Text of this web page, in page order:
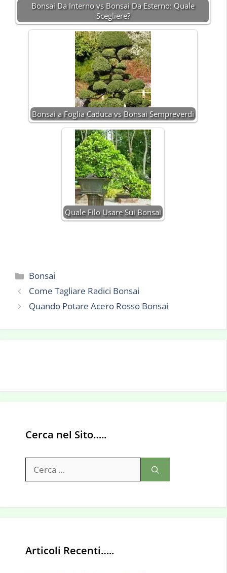
Bonsai Da Interno vs Bonsai Da Esterno: Quale
Scegliere?
Bonsai a Foglia Caduca vs Bonsai Sempreverdi
Quale Filo Usare Sui Bonsai
Categorie
Bonsai
Come Tagliare Radici Bonsai
Quando Potare Acero Rosso Bonsai
Cerca nel Sito…..
per:
Articoli Recenti…..